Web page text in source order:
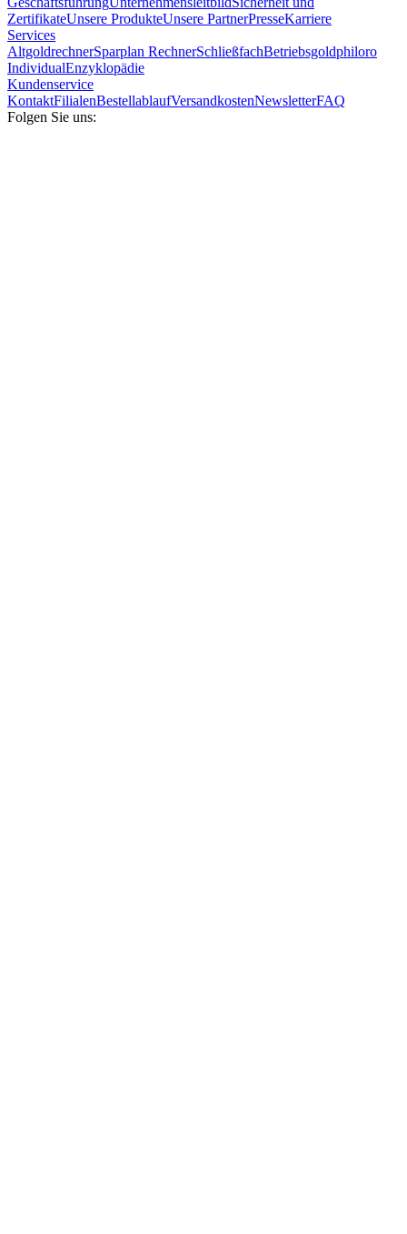
ZertifikateUnsere ProdukteUnsere PartnerPresseKarriere
Services
AltgoldrechnerSparplan RechnerSchließfachBetriebsgoldphiloro
IndividualEnzyklopädie
Kundenservice
KontaktFilialenBestellablaufVersandkostenNewsletterFAQ
Folgen Sie uns: